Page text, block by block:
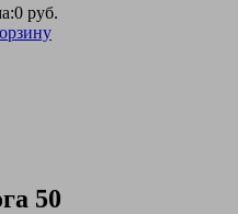
0 руб.
50